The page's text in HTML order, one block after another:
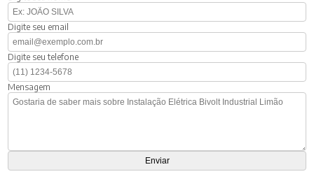
Digite seu email
Digite seu telefone
Mensagem